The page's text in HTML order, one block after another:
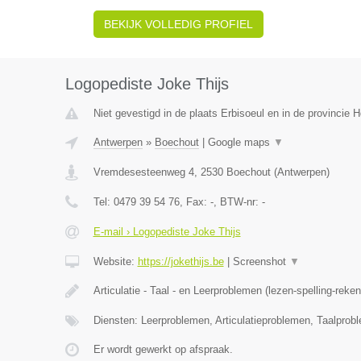
BEKIJK VOLLEDIG PROFIEL
Logopediste Joke Thijs
Niet gevestigd in de plaats Erbisoeul en in de provincie
Antwerpen» Boechout| Google maps ▼
Vremdesesteenweg 4, 2530 Boechout(Antwerpen)
Tel: 0479 39 54 76, Fax: -, BTW-nr: -
E-mail › Logopediste Joke Thijs
Website: https://jokethijs.be| Screenshot ▼
Articulatie - Taal - en Leerproblemen (lezen-spelling-
Diensten: Leerproblemen, Articulatieproblemen,
Er wordt gewerkt op afspraak.